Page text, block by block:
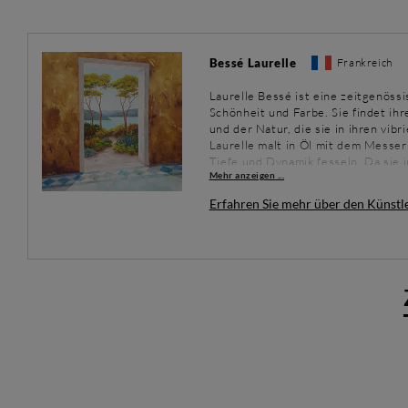
Bessé Laurelle Frankreich
Laurelle Bessé ist eine
Schönheit und Farbe. Sie findet
und der Natur, die sie in ihren
Laurelle malt in Öl mit dem
Tiefe und Dynamik fesseln. Da
Sonderbestellungen, solange
neuen Kreation erforscht und
Kunst.
Mehr anzeigen ...
Erfahren Sie mehr über den